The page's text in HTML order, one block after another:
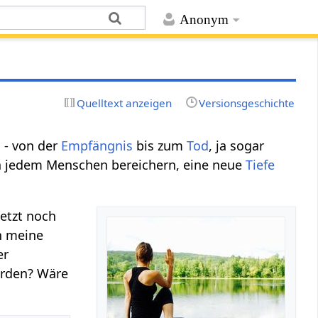
Anonym
Quelltext anzeigen Versionsgeschichte
von der Empfängnis bis zumTod, ja sogar
Menschen bereichern, eine neueTiefe
noch
meine
Wäre